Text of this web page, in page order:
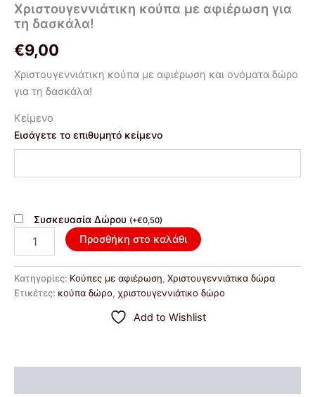
Χριστουγεννιάτικη κούπα με αφιέρωση για
τη δασκάλα!
€9,00
Χριστουγεννιάτικη κούπα με αφιέρωση και ονόματα δώρο
για τη δασκάλα!
Κείμενο
Εισάγετε το επιθυμητό κείμενο
Συσκευασία Δώρου (+€0,50)
Προσθήκη στο καλάθι
Κατηγορίες: Κούπες με αφιέρωση, Χριστουγεννιάτικα δώρα
Ετικέτες: κούπα δώρο, χριστουγεννιάτικο δώρο
Add to Wishlist